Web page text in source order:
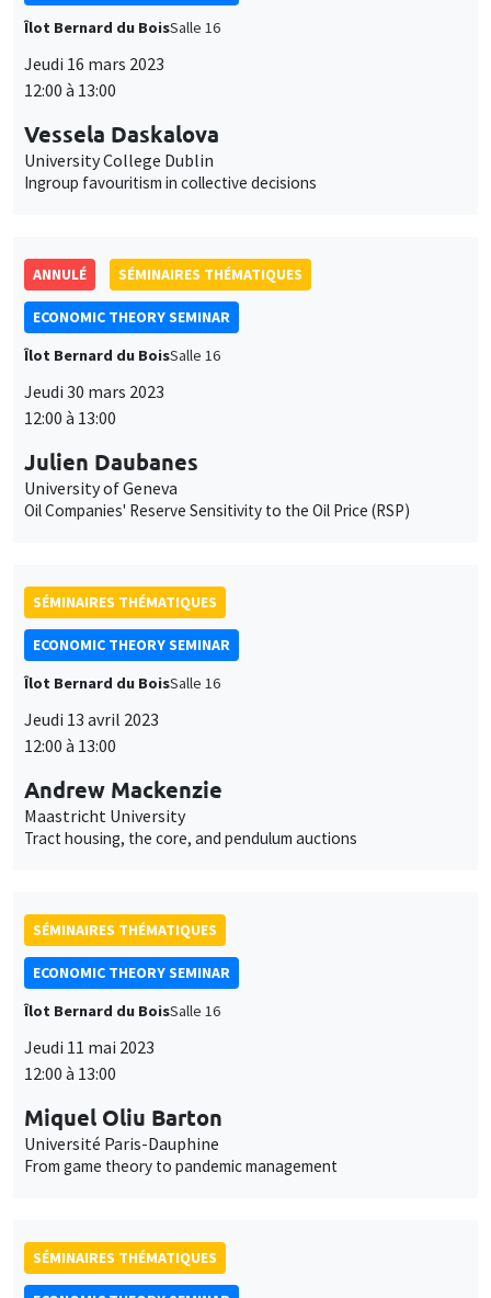
Îlot Bernard du BoisSalle 16
Jeudi 16 mars 2023
12:00 à 13:00
Vessela Daskalova
University College Dublin
Ingroup favouritism in collective decisions
ANNULÉ SÉMINAIRES THÉMATIQUES
ECONOMIC THEORY SEMINAR
Îlot Bernard du BoisSalle 16
Jeudi 30 mars 2023
12:00 à 13:00
Julien Daubanes
University of Geneva
Oil Companies' Reserve Sensitivity to the Oil Price (RSP)
SÉMINAIRES THÉMATIQUES
ECONOMIC THEORY SEMINAR
Îlot Bernard du BoisSalle 16
Jeudi 13 avril 2023
12:00 à 13:00
Andrew Mackenzie
Maastricht University
Tract housing, the core, and pendulum auctions
SÉMINAIRES THÉMATIQUES
ECONOMIC THEORY SEMINAR
Îlot Bernard du BoisSalle 16
Jeudi 11 mai 2023
12:00 à 13:00
Miquel Oliu Barton
Université Paris-Dauphine
From game theory to pandemic management
SÉMINAIRES THÉMATIQUES